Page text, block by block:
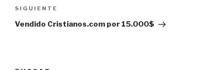
Siguiente
entrada
SIGUIENTE
Vendido Cristianos.com por 15.000$